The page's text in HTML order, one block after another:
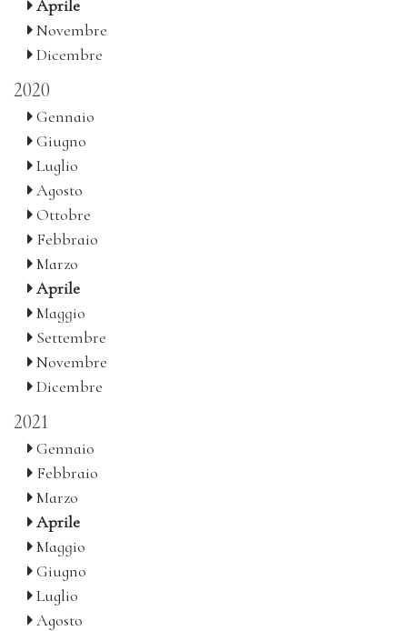
Aprile
Novembre
Dicembre
2020
Gennaio
Giugno
Luglio
Agosto
Ottobre
Febbraio
Marzo
Aprile
Maggio
Settembre
Novembre
Dicembre
2021
Gennaio
Febbraio
Marzo
Aprile
Maggio
Giugno
Luglio
Agosto